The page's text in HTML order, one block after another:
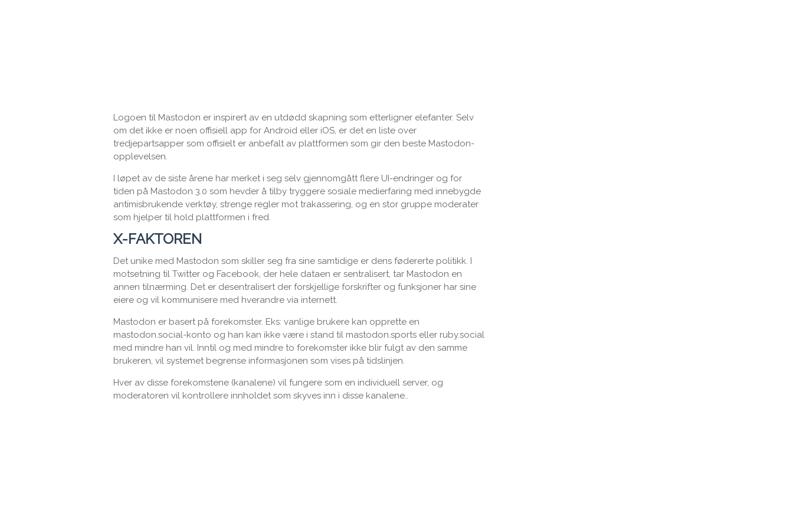
Logoen til Mastodon er inspirert av en utdødd skapning som etterligner elefanter. Selv
om det ikke er noen offisiell app for Android eller iOS, er det en liste over
tredjepartsapper som offisielt er anbefalt av plattformen som gir den beste Mastodon-
opplevelsen.
I løpet av de siste årene har merket i seg selv gjennomgått flere UI-endringer og for
tiden på Mastodon 3.0 som hevder å tilby tryggere sosiale medierfaring med innebygde
antimisbrukende verktøy, strenge regler mot trakassering, og en stor gruppe moderater
som hjelper til hold plattformen i fred.
X-FAKTOREN
Det unike med Mastodon som skiller seg fra sine samtidige er dens fødererte politikk. I
motsetning til Twitter og Facebook, der hele dataen er sentralisert, tar Mastodon en
annen tilnærming. Det er desentralisert der forskjellige forskrifter og funksjoner har sine
eiere og vil kommunisere med hverandre via internett.
Mastodon er basert på forekomster. Eks: vanlige brukere kan opprette en
mastodon.social-konto og han kan ikke være i stand til mastodon.sports eller ruby.social
med mindre han vil. Inntil og med mindre to forekomster ikke blir fulgt av den samme
brukeren, vil systemet begrense informasjonen som vises på tidslinjen.
Hver av disse forekomstene (kanalene) vil fungere som en individuell server, og
moderatoren vil kontrollere innholdet som skyves inn i disse kanalene..